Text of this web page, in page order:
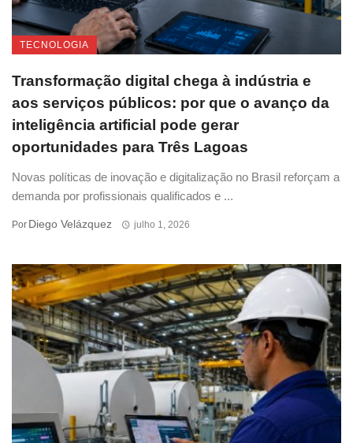
TECNOLOGIA
Transformação digital chega à indústria e
aos serviços públicos: por que o avanço da
inteligência artificial pode gerar
oportunidades para Três Lagoas
Novas políticas de inovação e digitalização no Brasil reforçam a
demanda por profissionais qualificados e ...
Por Diego Velázquez julho 1, 2026